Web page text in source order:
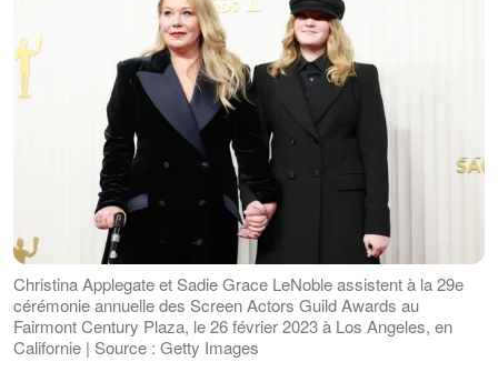
Christina Applegate et Sadie Grace LeNoble assistent à la 29e
cérémonie annuelle des Screen Actors Guild Awards au
Fairmont Century Plaza, le 26 février 2023 à Los Angeles, en
Californie | Source : Getty Images